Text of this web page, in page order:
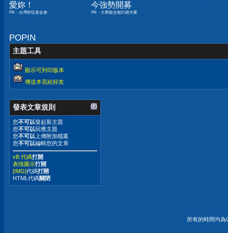
愛妳！
PR・台灣癌症基金會
今強勢開募
PR・大華銀全能行銷方案
POPIN
主題工具
顯示可列印版本
傳送本頁給好友
發表文章規則
您不可以發起新主題
您不可以 回應主題
您不可以 上傳附加檔案
您不可以編輯您的文章
vB 代碼打開
表情圖示打開
[IMG]代碼打開
HTML代碼關閉
所有的時間均為